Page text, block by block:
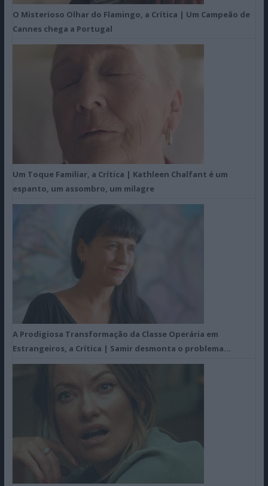
O Misterioso Olhar do Flamingo, a Crítica | Um Campeão de
Cannes chega a Portugal
Um Toque Familiar, a Crítica | Kathleen Chalfant é um
espanto, um assombro, um milagre
A Prodigiosa Transformação da Classe Operária em
Estrangeiros, a Crítica | Samir desmonta o problema…